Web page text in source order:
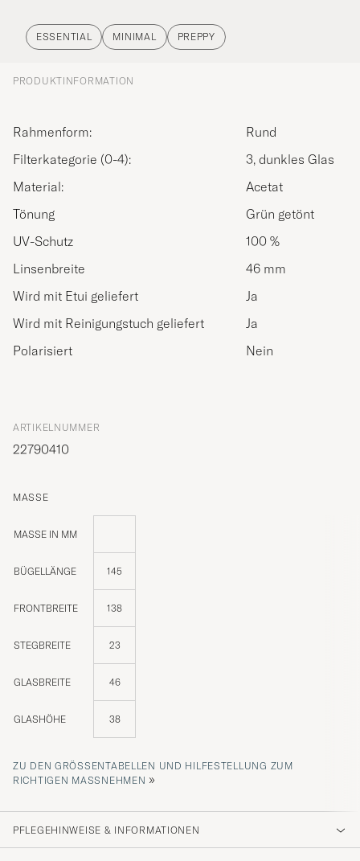
ESSENTIAL MINIMAL PREPPY
PRODUKTINFORMATION
Rahmenform:
Rund
Filterkategorie (0-4):
3, dunkles Glas
Material:
Acetat
Tönung
Grün getönt
UV-Schutz
100 %
Linsenbreite
46 mm
Wird mit Etui geliefert
Ja
Wird mit Reinigungstuch geliefert
Ja
Polarisiert
Nein
ARTIKELNUMMER
22790410
MASSE
MASSE IN MM
BÜGELLÄNGE 145
FRONTBREITE 138
STEGBREITE 23
GLASBREITE 46
GLASHÖHE 38
ZU DEN GRÖSSENTABELLEN UND HILFESTELLUNG ZUM R
ICHTIGEN MASSNEHMEN
»
PFLEGEHINWEISE & INFORMATIONEN